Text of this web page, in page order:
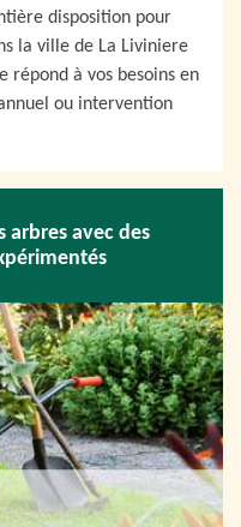
disposition pour
la ville de La Liviniere
répond à vos besoins en
ou intervention
arbres avec des